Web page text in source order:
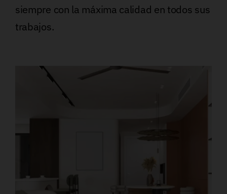
siempre con la máxima calidad en todos sus
trabajos.